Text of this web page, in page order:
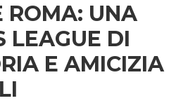
ROMA: UNA
LEAGUE DI
E AMICIZIA